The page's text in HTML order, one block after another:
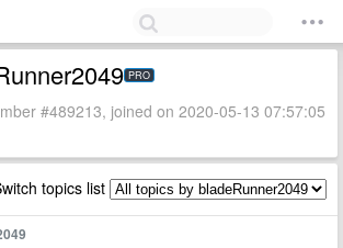
PRO
#489213, joined on 2020-05-13 07:57:05
topics list